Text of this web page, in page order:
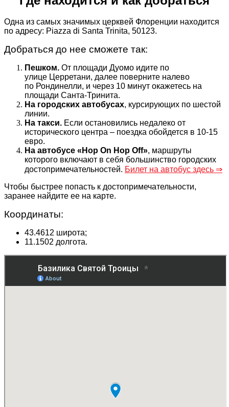
Одна из самых значимых церквей Флоренции находится
по адресу: Piazza di Santa Trinita, 50123.
Добраться до нее сможете так:
Пешком. От площади Дуомо идите по
улице Церретани, далее поверните налево
по Рондинелли, и через 10 минут окажетесь на
площади Санта-Тринита.
На городских автобусах, курсирующих по шестой
линии.
На такси. Если остановились недалеко от
исторического центра – поездка обойдется в 10-15
евро.
На автобусе «Hop On Hop Off», маршруты
которого включают в себя большинство городских
достопримечательностей. Билет на автобус здесь ⇒
Чтобы быстрее попасть к достопримечательности,
заранее найдите ее на карте.
Координаты:
43.4612 широта;
11.1502 долгота.